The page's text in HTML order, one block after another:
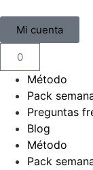
Método
Pack
Preguntas
Blog
Método
Pack
Mi cuenta
0